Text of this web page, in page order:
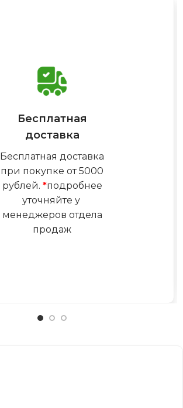
Бесплатная
доставка
Бесплатная доставка
при покупке от 5000
рублей. *подробнее
уточняйте у
менеджеров отдела
продаж